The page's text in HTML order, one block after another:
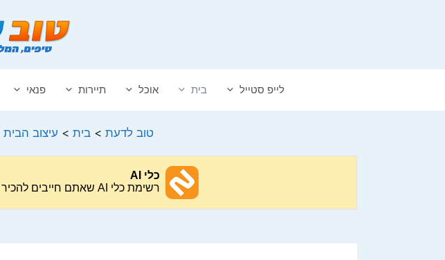
לייפ סטייל בית אוכל תיירות פנאי
טוב לדעת >בית > עיצוב הבית